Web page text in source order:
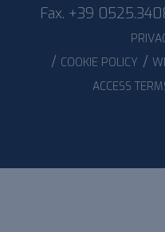
Fax. +39
/ COOKIE POLICY /
ACCESS